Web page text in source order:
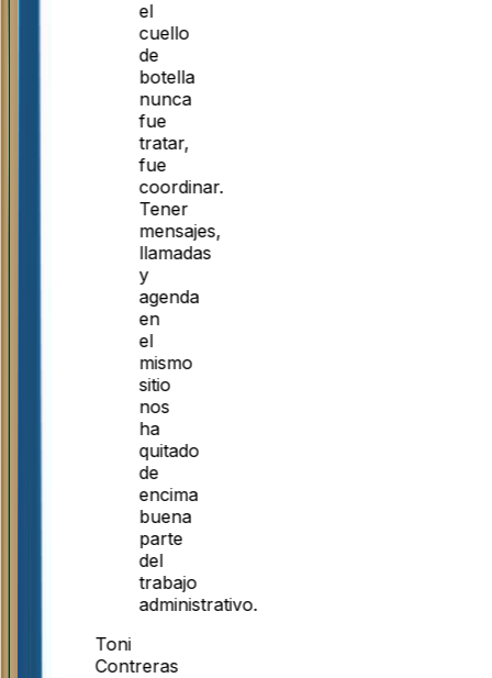
el
cuello
de
botella
nunca
fue
tratar,
fue
coordinar.
Tener
mensajes,
llamadas
y
agenda
en
el
mismo
sitio
nos
ha
quitado
de
encima
buena
parte
del
trabajo
administrativo.
Toni
Contreras